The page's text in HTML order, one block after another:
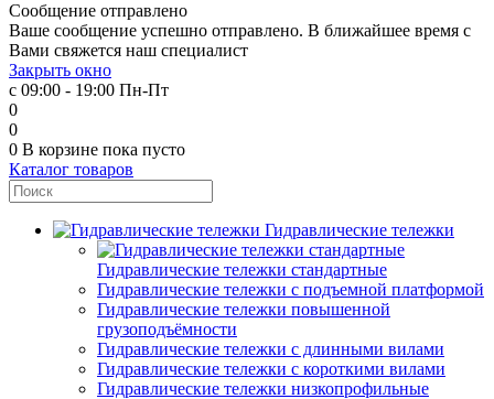
Сообщение отправлено
Ваше сообщение успешно отправлено. В ближайшее время с
Вами свяжется наш специалист
Закрыть окно
с 09:00 - 19:00 Пн-Пт
0
0
0 В корзине пока пусто
Каталог товаров
Гидравлические тележки
Гидравлические тележки стандартные
Гидравлические тележки с подъемной платформой
Гидравлические тележки повышенной
грузоподъёмности
Гидравлические тележки с длинными вилами
Гидравлические тележки с короткими вилами
Гидравлические тележки низкопрофильные